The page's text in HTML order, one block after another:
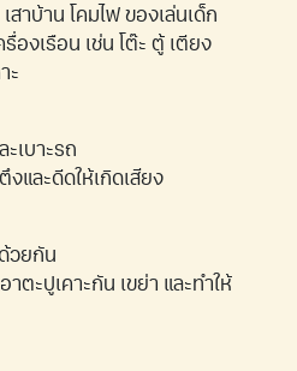
สาบ้าน โคมไฟ ของเล่นเด็ก
องเรือน เช่น โต๊ะ ตู้ เตียง
ะ
ะเบาะรถ
งและดีดให้เกิดเสียง
วยกัน
าตะปูเคาะกัน เขย่า และทำให้